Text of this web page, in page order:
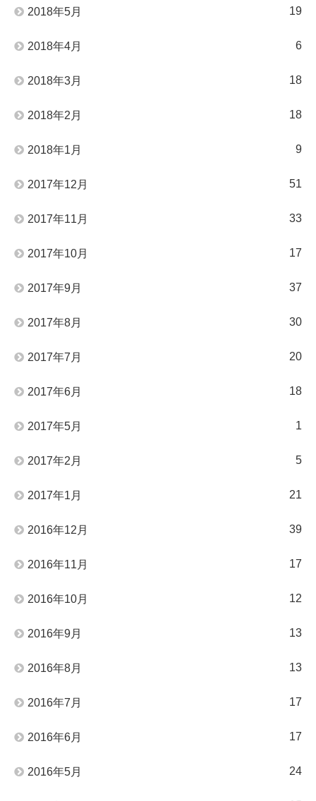
2018年5月 19
2018年4月 6
2018年3月 18
2018年2月 18
2018年1月 9
2017年12月 51
2017年11月 33
2017年10月 17
2017年9月 37
2017年8月 30
2017年7月 20
2017年6月 18
2017年5月 1
2017年2月 5
2017年1月 21
2016年12月 39
2016年11月 17
2016年10月 12
2016年9月 13
2016年8月 13
2016年7月 17
2016年6月 17
2016年5月 24